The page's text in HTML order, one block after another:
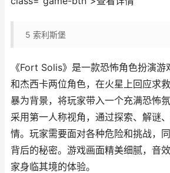
5 索利斯堡
《Fort Solis》是一款恐怖角色扮演
和杰西卡两位角色，在火星上回应求
暴为背景，将玩家带入一个充满恐怖
采用第一人称视角，通过探索、解谜
情。玩家需要面对各种危险和挑战，
背后的秘密。游戏画面精美细腻，音
家身临其境的体验。